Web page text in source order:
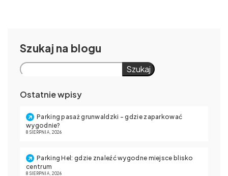
Szukaj
Szukaj
Ostatnie wpisy
Parking pasaż grunwaldzki – gdzie zaparkować
wygodnie?
8 SIERPNIA, 2026
Parking Hel: gdzie znaleźć wygodne miejsce blisko
centrum
8 SIERPNIA, 2026